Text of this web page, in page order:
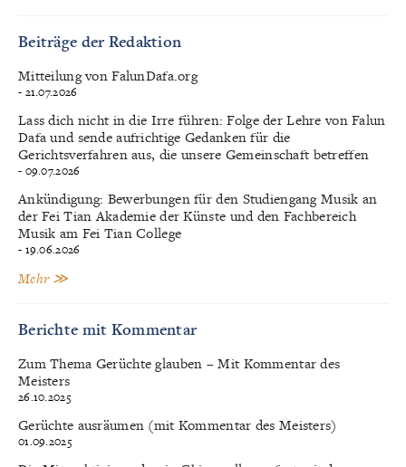
Beiträge der Redaktion
Mitteilung von FalunDafa.org
- 21.07.2026
Lass dich nicht in die Irre führen: Folge der Lehre von Falun
Dafa und sende aufrichtige Gedanken für die
Gerichtsverfahren aus, die unsere Gemeinschaft betreffen
- 09.07.2026
Ankündigung: Bewerbungen für den Studiengang Musik an
der Fei Tian Akademie der Künste und den Fachbereich
Musik am Fei Tian College
- 19.06.2026
Mehr ≫
Berichte mit Kommentar
Zum Thema Gerüchte glauben – Mit Kommentar des
Meisters
26.10.2025
Gerüchte ausräumen (mit Kommentar des Meisters)
01.09.2025